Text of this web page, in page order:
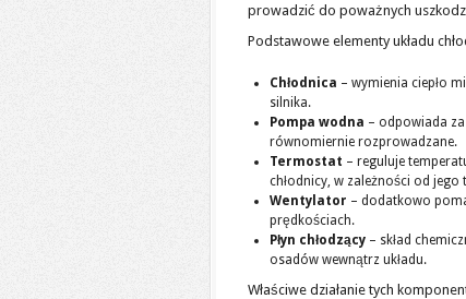
prowadzić do poważnych
Podstawowe elementy układu
Chłodnica – wymienia ciepło
silnika.
Pompa wodna – odpowiada za
równomiernie rozprowadzane.
Termostat – reguluje
chłodnicy, w zależności od jego
Wentylator – dodatkowo
prędkościach.
Płyn chłodzący – skład
osadów wewnątrz układu.
Właściwe działanie tych